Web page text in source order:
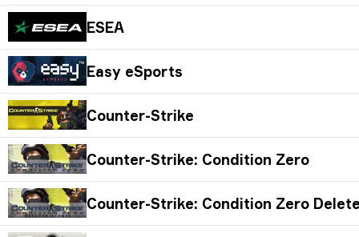
ESEA
Easy eSports
Counter-Strike
Counter-Strike: Condition Zero
Counter-Strike: Condition Zero